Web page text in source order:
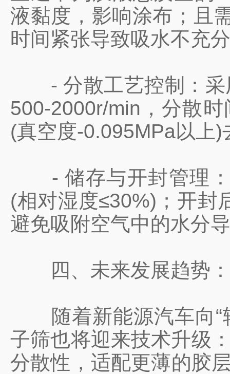
液黏度，影响涂布；且
时间紧张导致吸水不充
- 分散工艺控制：采
500-2000r/min，分散
(真空度-0.095MPa以上
- 储存与开封管理：
(相对湿度≤30%)；开封
避免吸附空气中的水分
四、未来发展趋势：
随着新能源汽车向“轻
子筛也将迎来技术升级
分散性，适配更薄的胶